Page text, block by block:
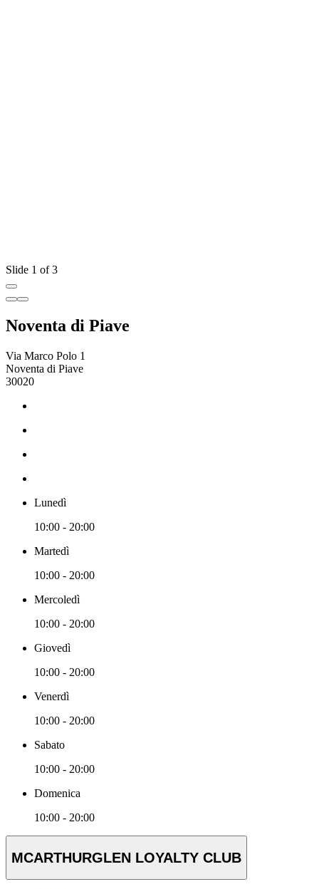
Slide 1 of 3
Noventa di Piave
Via Marco Polo 1
Noventa di Piave
30020
Lunedì
10:00 - 20:00
Martedì
10:00 - 20:00
Mercoledì
10:00 - 20:00
Giovedì
10:00 - 20:00
Venerdì
10:00 - 20:00
Sabato
10:00 - 20:00
Domenica
10:00 - 20:00
MCARTHURGLEN LOYALTY CLUB